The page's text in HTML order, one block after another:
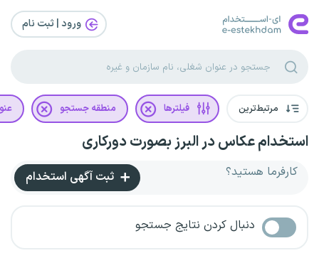
ورود | ثبت‌ نام
مرتبط‌ترین فیلترها منطقه جستجو
استخدام عکاس در البرز بصورت دورکاری
کارفرما هستید؟ ثبت آگهی استخدام
دنبال کردن نتایج جستجو